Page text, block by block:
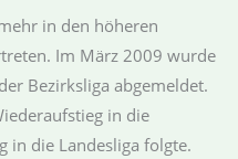
in den höheren
Im März 2009 wurde
Bezirksliga abgemeldet.
in die
in die Landesliga folgte.